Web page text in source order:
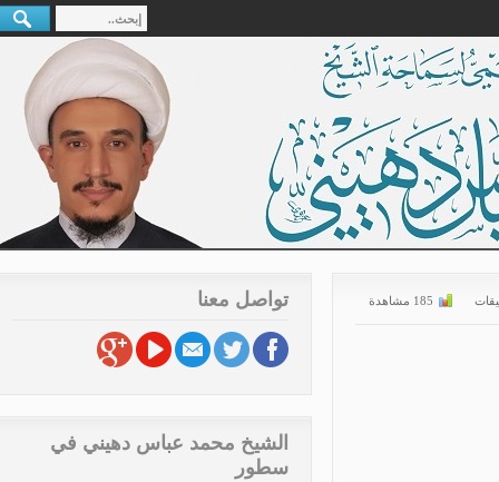
185 مشاهدة تواصل معنا
الشيخ محمد عباس دهيني في
سطور